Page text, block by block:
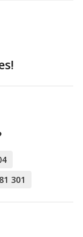
301